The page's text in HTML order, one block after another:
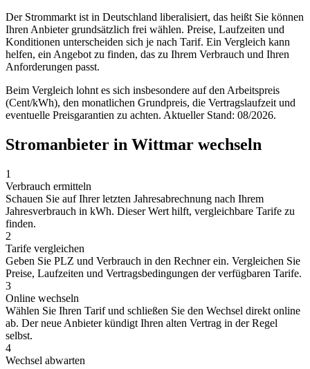
Der Strommarkt ist in Deutschland liberalisiert, das heißt Sie können
Ihren Anbieter grundsätzlich frei wählen. Preise, Laufzeiten und
Konditionen unterscheiden sich je nach Tarif. Ein Vergleich kann
helfen, ein Angebot zu finden, das zu Ihrem Verbrauch und Ihren
Anforderungen passt.
Beim Vergleich lohnt es sich insbesondere auf den Arbeitspreis
(Cent/kWh), den monatlichen Grundpreis, die Vertragslaufzeit und
eventuelle Preisgarantien zu achten. Aktueller Stand: 08/2026.
Stromanbieter in Wittmar wechseln
1
Verbrauch ermitteln
Schauen Sie auf Ihrer letzten Jahresabrechnung nach Ihrem
Jahresverbrauch in kWh. Dieser Wert hilft, vergleichbare Tarife zu
finden.
2
Tarife vergleichen
Geben Sie PLZ und Verbrauch in den Rechner ein. Vergleichen Sie
Preise, Laufzeiten und Vertragsbedingungen der verfügbaren Tarife.
3
Online wechseln
Wählen Sie Ihren Tarif und schließen Sie den Wechsel direkt online
ab. Der neue Anbieter kündigt Ihren alten Vertrag in der Regel
selbst.
4
Wechsel abwarten